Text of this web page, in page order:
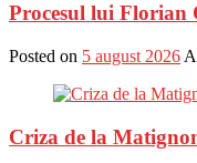
Procesul lui Florian
Posted on 5 august 2026
Criza de la